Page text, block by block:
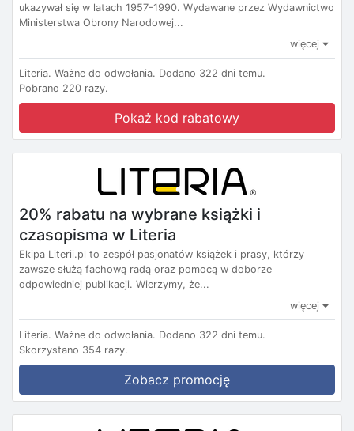
ukazywał się w latach 1957-1990. Wydawane przez Wydawnictwo
Ministerstwa Obrony Narodowej...
więcej
Literia. Ważne do odwołania. Dodano 322 dni temu.
Pobrano 220 razy.
Pokaż kod rabatowy
20% rabatu na wybrane książki i
czasopisma w Literia
Ekipa Literii.pl to zespół pasjonatów książek i prasy, którzy
zawsze służą fachową radą oraz pomocą w doborze
odpowiedniej publikacji. Wierzymy, że...
więcej
Literia. Ważne do odwołania. Dodano 322 dni temu.
Skorzystano 354 razy.
Zobacz promocję